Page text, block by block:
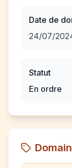
Date de
24/07/
Statut
En ordre